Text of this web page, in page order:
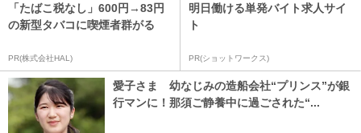
「たばこ税なし」600円→83円
の新型タバコに喫煙者群がる
PR(株式会社HAL)
明日働ける単発バイト求人サイ
ト
PR(ショットワークス)
愛子さま 幼なじみの造船会社“プリンス”が銀
行マンに！那須ご静養中に過ごされた“...